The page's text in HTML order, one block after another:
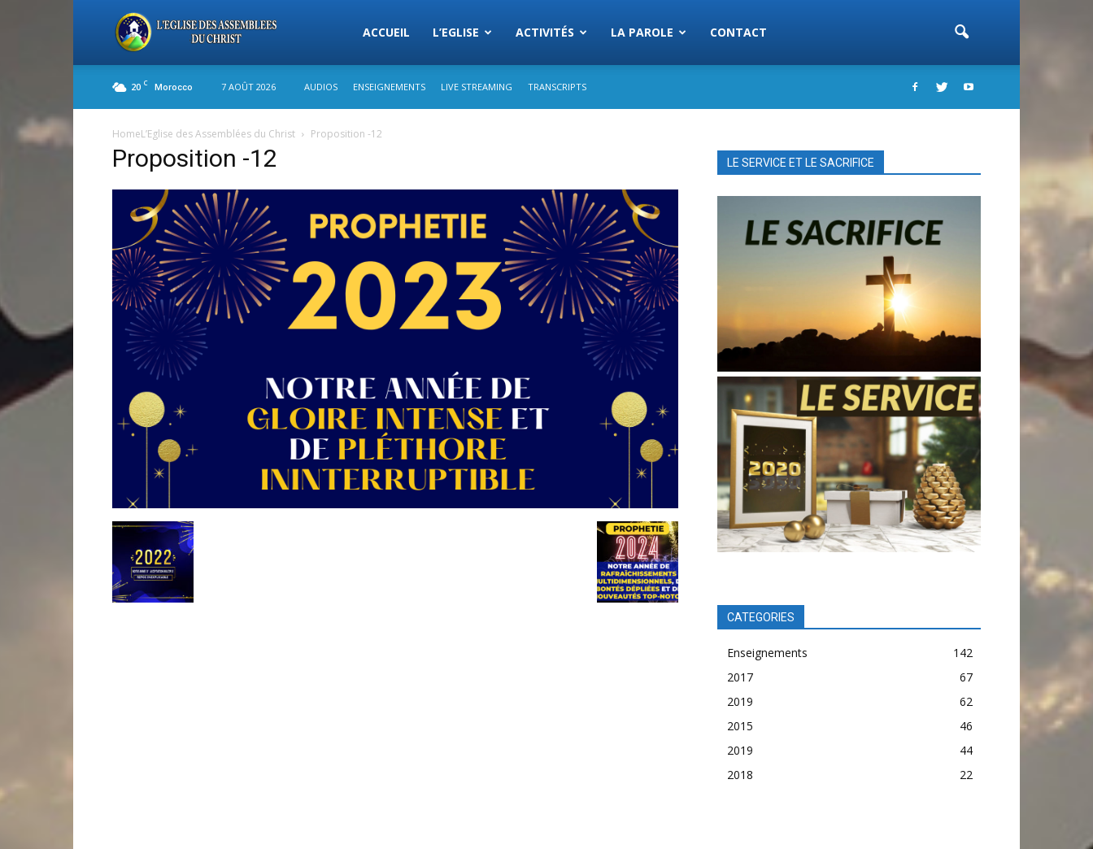
L'Eglise
du
Christ
ACCUEIL L’EGLISE ACTIVITÉS LA PAROLE CONTACT
20 C Morocco 7 AOÛT 2026 AUDIOS ENSEIGNEMENTS LIVE STREAMING TRANSCRIPTS
HomeL’Eglise des Assemblées du Christ Proposition -12
Proposition -12 LE SERVICE ET LE SACRIFICE
CATEGORIES
Enseignements
142
2017
67
2019
62
2015
46
2019
44
2018
22